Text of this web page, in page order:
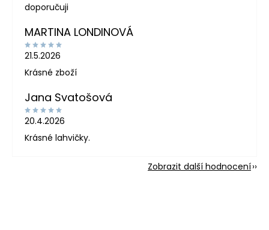
doporučuji
MARTINA LONDINOVÁ
21.5.2026
Krásné zboží
Jana Svatošová
20.4.2026
Krásné lahvičky.
Zobrazit další hodnocení